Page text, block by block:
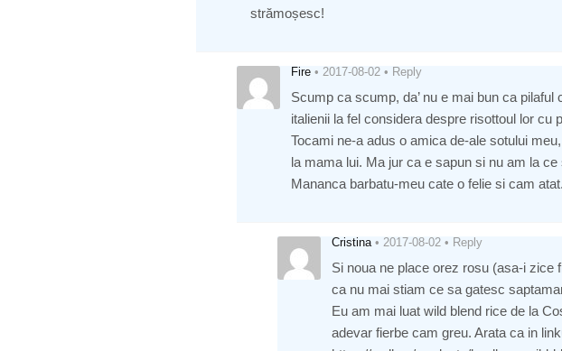
strămoșesc!
Fire • 2017-08-02 • Reply
Scump ca scump, da’ nu e mai bun ca
italienii la fel considera despre risottoul lor cu
Tocami ne-a adus o amica de-ale sotului
la mama lui. Ma jur ca e sapun si nu am la
Mananca barbatu-meu cate o felie si cam atat.
Cristina • 2017-08-02 • Reply
Si noua ne place orez rosu (asa-i zice
ca nu mai stiam ce sa gatesc
Eu am mai luat wild blend rice de la
adevar fierbe cam greu. Arata ca in